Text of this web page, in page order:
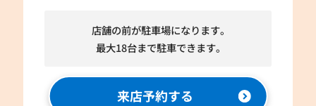
店舗の前が駐車場になります。
最大18台まで駐車できます。
来店予約する